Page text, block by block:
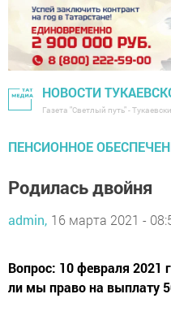
НОВОСТИ
Газета "Светлый путь" -
ПЕНСИОННОЕ
Родилась двойня
admin, 16 марта 2021 -
Вопрос: 10 февраля 2021
ли мы право на выплату